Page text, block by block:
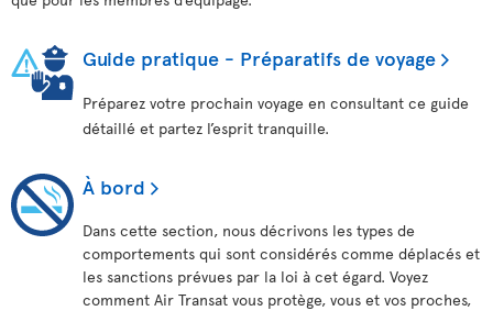
Guide pratique - Préparatifs de voyage
Préparez votre prochain voyage en consultant ce guide
détaillé et partez l’esprit tranquille.
À bord
Dans cette section, nous décrivons les types de
comportements qui sont considérés comme déplacés et
les sanctions prévues par la loi à cet égard. Voyez
comment Air Transat vous protège, vous et vos proches,